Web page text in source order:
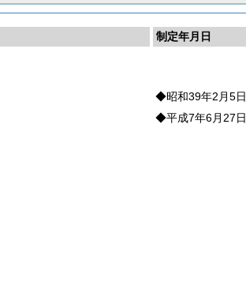
制定年月日
◆昭和39年2月5日
◆平成7年6月27日